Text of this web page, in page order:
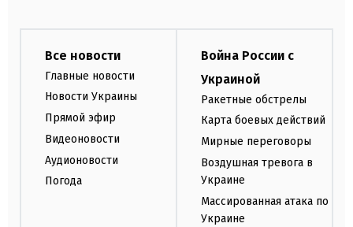
Все новости
Главные новости
Новости Украины
Прямой эфир
Видеоновости
Аудионовости
Погода
Война России с
Украиной
Ракетные обстрелы
Карта боевых действий
Мирные переговоры
Воздушная тревога в
Украине
Массированная атака по
Украине